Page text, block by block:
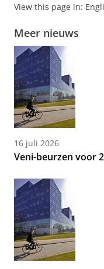
View this page in:
Meer nieuws
16 juli 2026
Veni-beurzen voor